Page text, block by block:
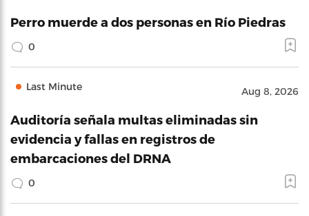
Perro muerde a dos personas en Río Piedras
0
Last Minute Aug 8, 2026
Auditoría señala multas eliminadas sin
evidencia y fallas en registros de
embarcaciones del DRNA
0